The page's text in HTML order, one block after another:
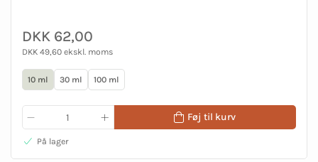
DKK 62,00
DKK 49,60 ekskl. moms
10 ml 30 ml 100 ml
Føj til kurv
På lager